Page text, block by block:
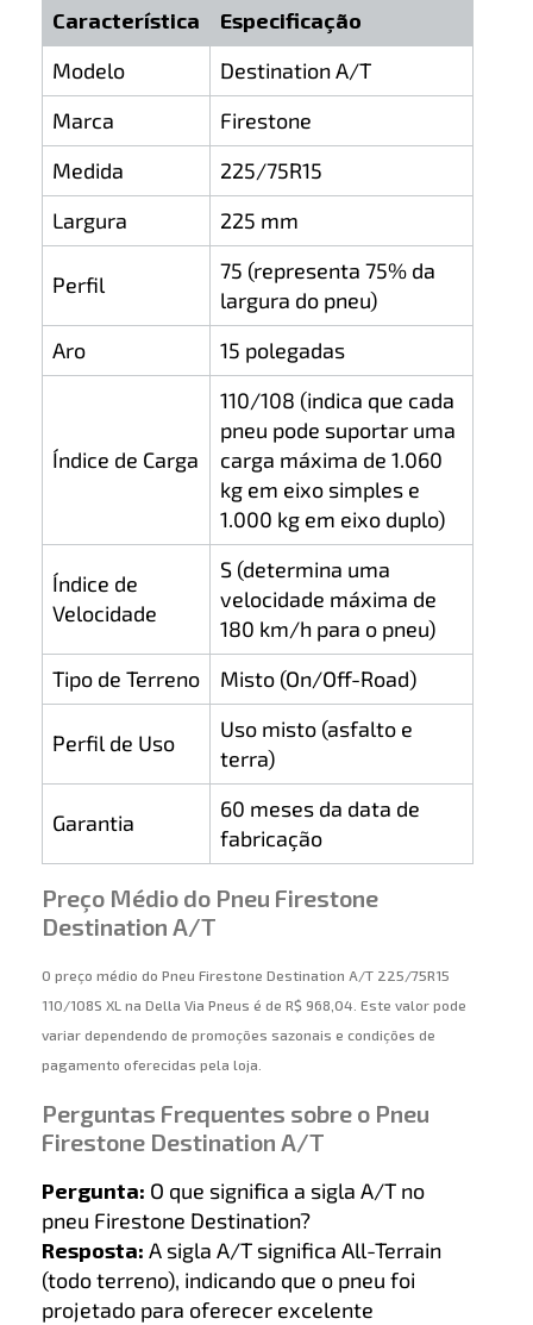
Característica
Especificação
Modelo
Destination A/T
Marca
Firestone
Medida
225/75R15
Largura
225 mm
Perfil
75 (representa 75% da
largura do pneu)
Aro
15 polegadas
Índice de Carga
110/108 (indica que cada
pneu pode suportar uma
carga máxima de 1.060
kg em eixo simples e
1.000 kg em eixo duplo)
Índice de
Velocidade
S (determina uma
velocidade máxima de
180 km/h para o pneu)
Tipo de Terreno
Misto (On/Off-Road)
Perfil de Uso
Uso misto (asfalto e
terra)
Garantia
60 meses da data de
fabricação
Preço Médio do Pneu Firestone
Destination A/T
O preço médio do Pneu Firestone Destination A/T 225/75R15
110/108S XL na Della Via Pneus é de R$ 968,04. Este valor pode
variar dependendo de promoções sazonais e condições de
pagamento oferecidas pela loja.
Perguntas Frequentes sobre o Pneu
Firestone Destination A/T
Pergunta: O que significa a sigla A/T no
pneu Firestone Destination?
Resposta: A sigla A/T significa All-Terrain
(todo terreno), indicando que o pneu foi
projetado para oferecer excelente